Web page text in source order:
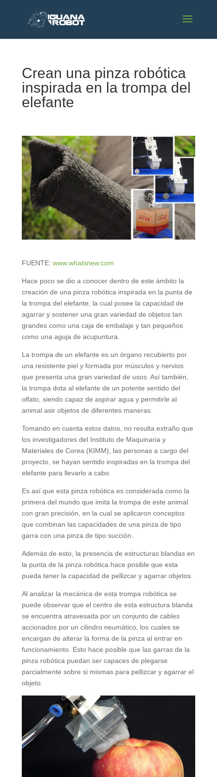
Crean una pinza robótica
inspirada en la trompa del
elefante
FUENTE: www.whatsnew.com
Hace poco se dio a conocer dentro de este ámbito la
creación de una pinza robótica inspirada en la punta de
la trompa del elefante, la cual posee la capacidad de
agarrar y sostener una gran variedad de objetos tan
grandes como una caja de embalaje y tan pequeños
como una aguja de acupuntura.
La trompa de un elefante es un órgano recubierto por
una resistente piel y formada por músculos y nervios
que presenta una gran variedad de usos. Así también,
la trompa dota al elefante de un potente sentido del
olfato, siendo capaz de aspirar agua y permitirle al
animal asir objetos de diferentes maneras.
Tomando en cuenta estos datos, no resulta extraño que
los investigadores del Instituto de Maquinaria y
Materiales de Corea (KIMM), las personas a cargo del
proyecto, se hayan sentido inspiradas en la trompa del
elefante para llevarlo a cabo.
Es así que esta pinza robótica es considerada como la
primera del mundo que imita la trompa de este animal
con gran precisión, en la cual se aplicaron conceptos
que combinan las capacidades de una pinza de tipo
garra con una pinza de tipo succión.
Además de esto, la presencia de estructuras blandas en
la punta de la pinza robótica hace posible que esta
pueda tener la capacidad de pellizcar y agarrar objetos.
Al analizar la mecánica de esta trompa robótica se
puede observar que el centro de esta estructura blanda
se encuentra atravesada por un conjunto de cables
accionados por un cilindro neumático, los cuales se
encargan de alterar la forma de la pinza al entrar en
funcionamiento. Esto hace posible que las garras de la
pinza robótica puedan ser capaces de plegarse
parcialmente sobre si mismas para pellizcar y agarrar el
objeto.